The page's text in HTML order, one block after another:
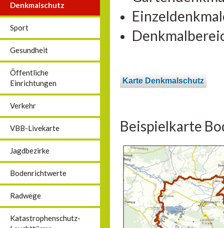
Denkmalschutz
Sport
Gesundheit
Öffentliche
Einrichtungen
Verkehr
VBB-Livekarte
Jagdbezirke
Bodenrichtwerte
Radwege
Katastrophenschutz-
Karte Denkmalschutz
Beispielkarte